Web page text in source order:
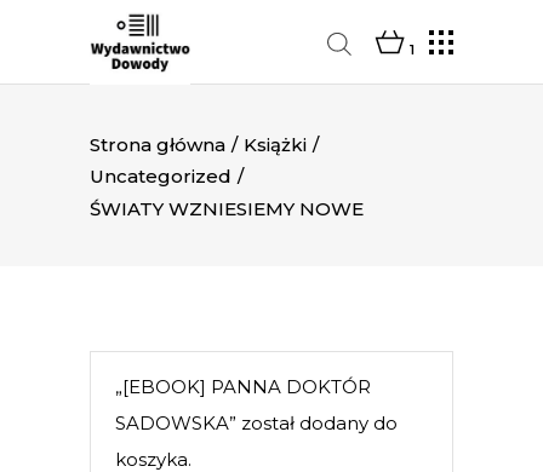
1
Strona główna / Książki /
Uncategorized /
ŚWIATY WZNIESIEMY NOWE
„[EBOOK] PANNA DOKTÓR
SADOWSKA” został dodany do
koszyka.